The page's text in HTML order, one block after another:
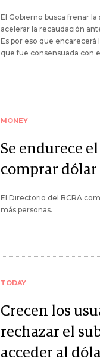
El Gobierno busca frenar
acelerar la recaudación
Es por eso que encarecerá
que fue consensuada con
MONEY
Se endurece
comprar
El Directorio del BCRA
más personas.
TODAY
Crecen los
rechazar el
acceder al